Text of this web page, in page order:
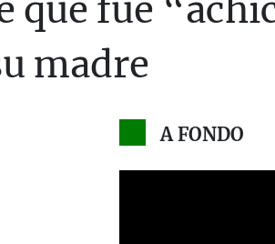
que fue
madre
A FONDO